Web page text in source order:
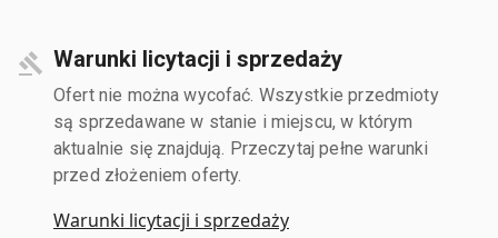
Warunki licytacji i sprzedaży
Ofert nie można wycofać. Wszystkie przedmioty
są sprzedawane w stanie i miejscu, w którym
aktualnie się znajdują. Przeczytaj pełne warunki
przed złożeniem oferty.
Warunki licytacji i sprzedaży